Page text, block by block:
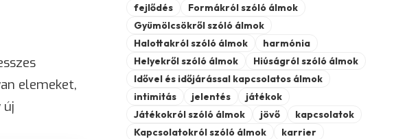
elemeket,
új
fejlődés
Formákról szóló álmok
Gyümölcsökről szóló álmok
Halottakról szóló álmok
harmónia
Helyekről szóló álmok
Hiúságról szóló álmok
Idővel és időjárással kapcsolatos álmok
intimitás
jelentés
játékok
Játékokról szóló álmok
jövő
kapcsolatok
Kapcsolatokról szóló álmok
karrier